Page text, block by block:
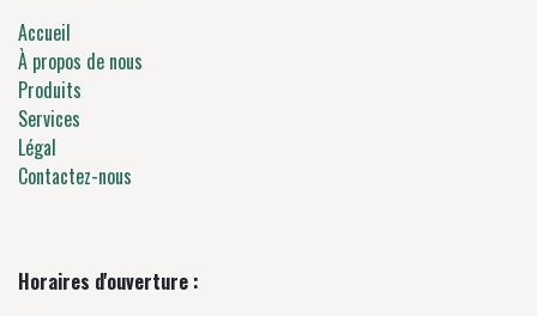
Accueil
À propos de nous
Produits
Services
Légal
Contactez-nous
Horaires d'ouverture :